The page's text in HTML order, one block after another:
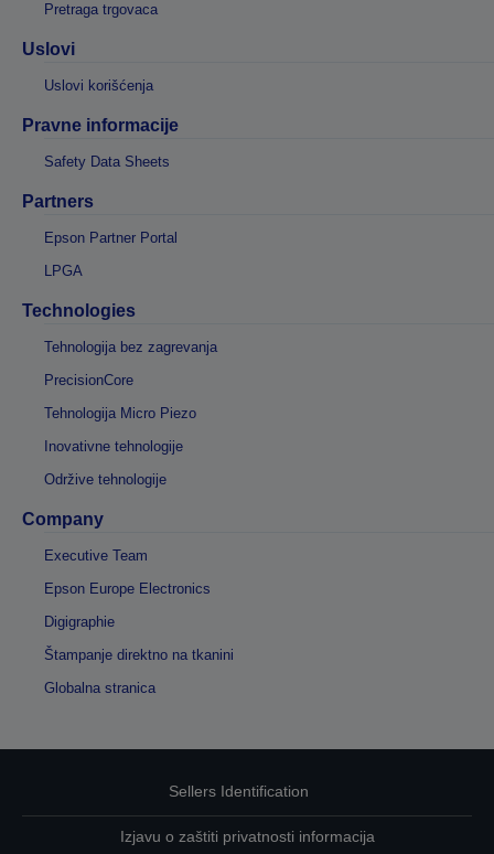
Pretraga trgovaca
Uslovi
Uslovi korišćenja
Pravne informacije
Safety Data Sheets
Partners
Epson Partner Portal
LPGA
Technologies
Tehnologija bez zagrevanja
PrecisionCore
Tehnologija Micro Piezo
Inovativne tehnologije
Održive tehnologije
Company
Executive Team
Epson Europe Electronics
Digigraphie
Štampanje direktno na tkanini
Globalna stranica
Sellers Identification
Izjavu o zaštiti privatnosti informacija